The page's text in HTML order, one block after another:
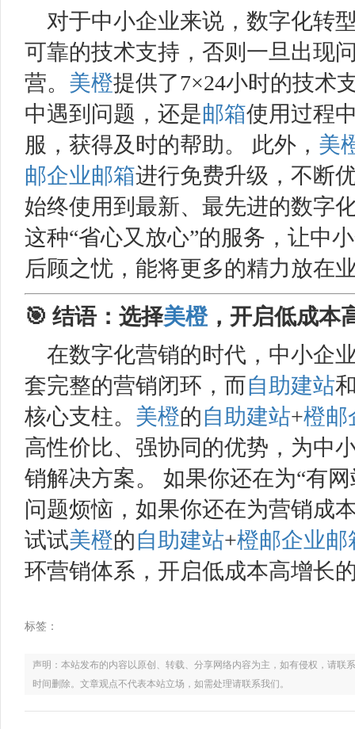
对于中小企业来说，数字化转
可靠的技术支持，否则一旦出现
营。 美橙提供了7×24小时的技术
中遇到问题，还是邮箱使用过程
服，获得及时的帮助。 此外， 美
邮企业邮箱进行免费升级，不断
始终使用到最新、最先进的数字
这种“省心又放心”的服务，让中
后顾之忧，能将更多的精力放在
🎯 结语：选择美橙，开启低成本
在数字化营销的时代，中小企
套完整的营销闭环，而自助建站
核心支柱。 美橙的自助建站+橙邮
高性价比、强协同的优势，为中
销解决方案。 如果你还在为“有
问题烦恼，如果你还在为营销成
试试美橙的自助建站+橙邮企业邮
环营销体系，开启低成本高增长
标签：
声明：本站发布的内容以原创、转载、分享网络内容为主，如有侵权，请
时间删除。文章观点不代表本站立场，如需处理请联系我们。